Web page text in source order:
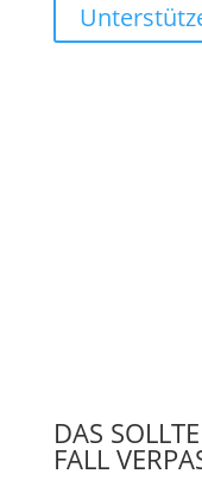
DAS
FALL